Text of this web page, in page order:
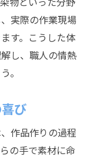
実際の作業現場
す。こうした体
し、職人の情熱
。
び
作品作りの過程
の手で素材に命